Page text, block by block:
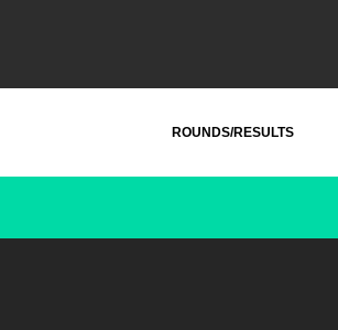
ROUNDS/RESULTS